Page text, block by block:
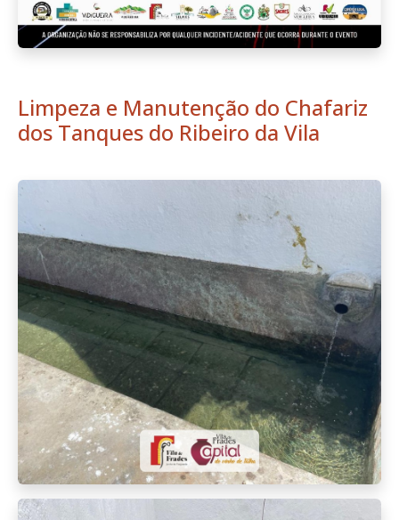
Limpeza e Manutenção do Chafariz
dos Tanques do Ribeiro da Vila